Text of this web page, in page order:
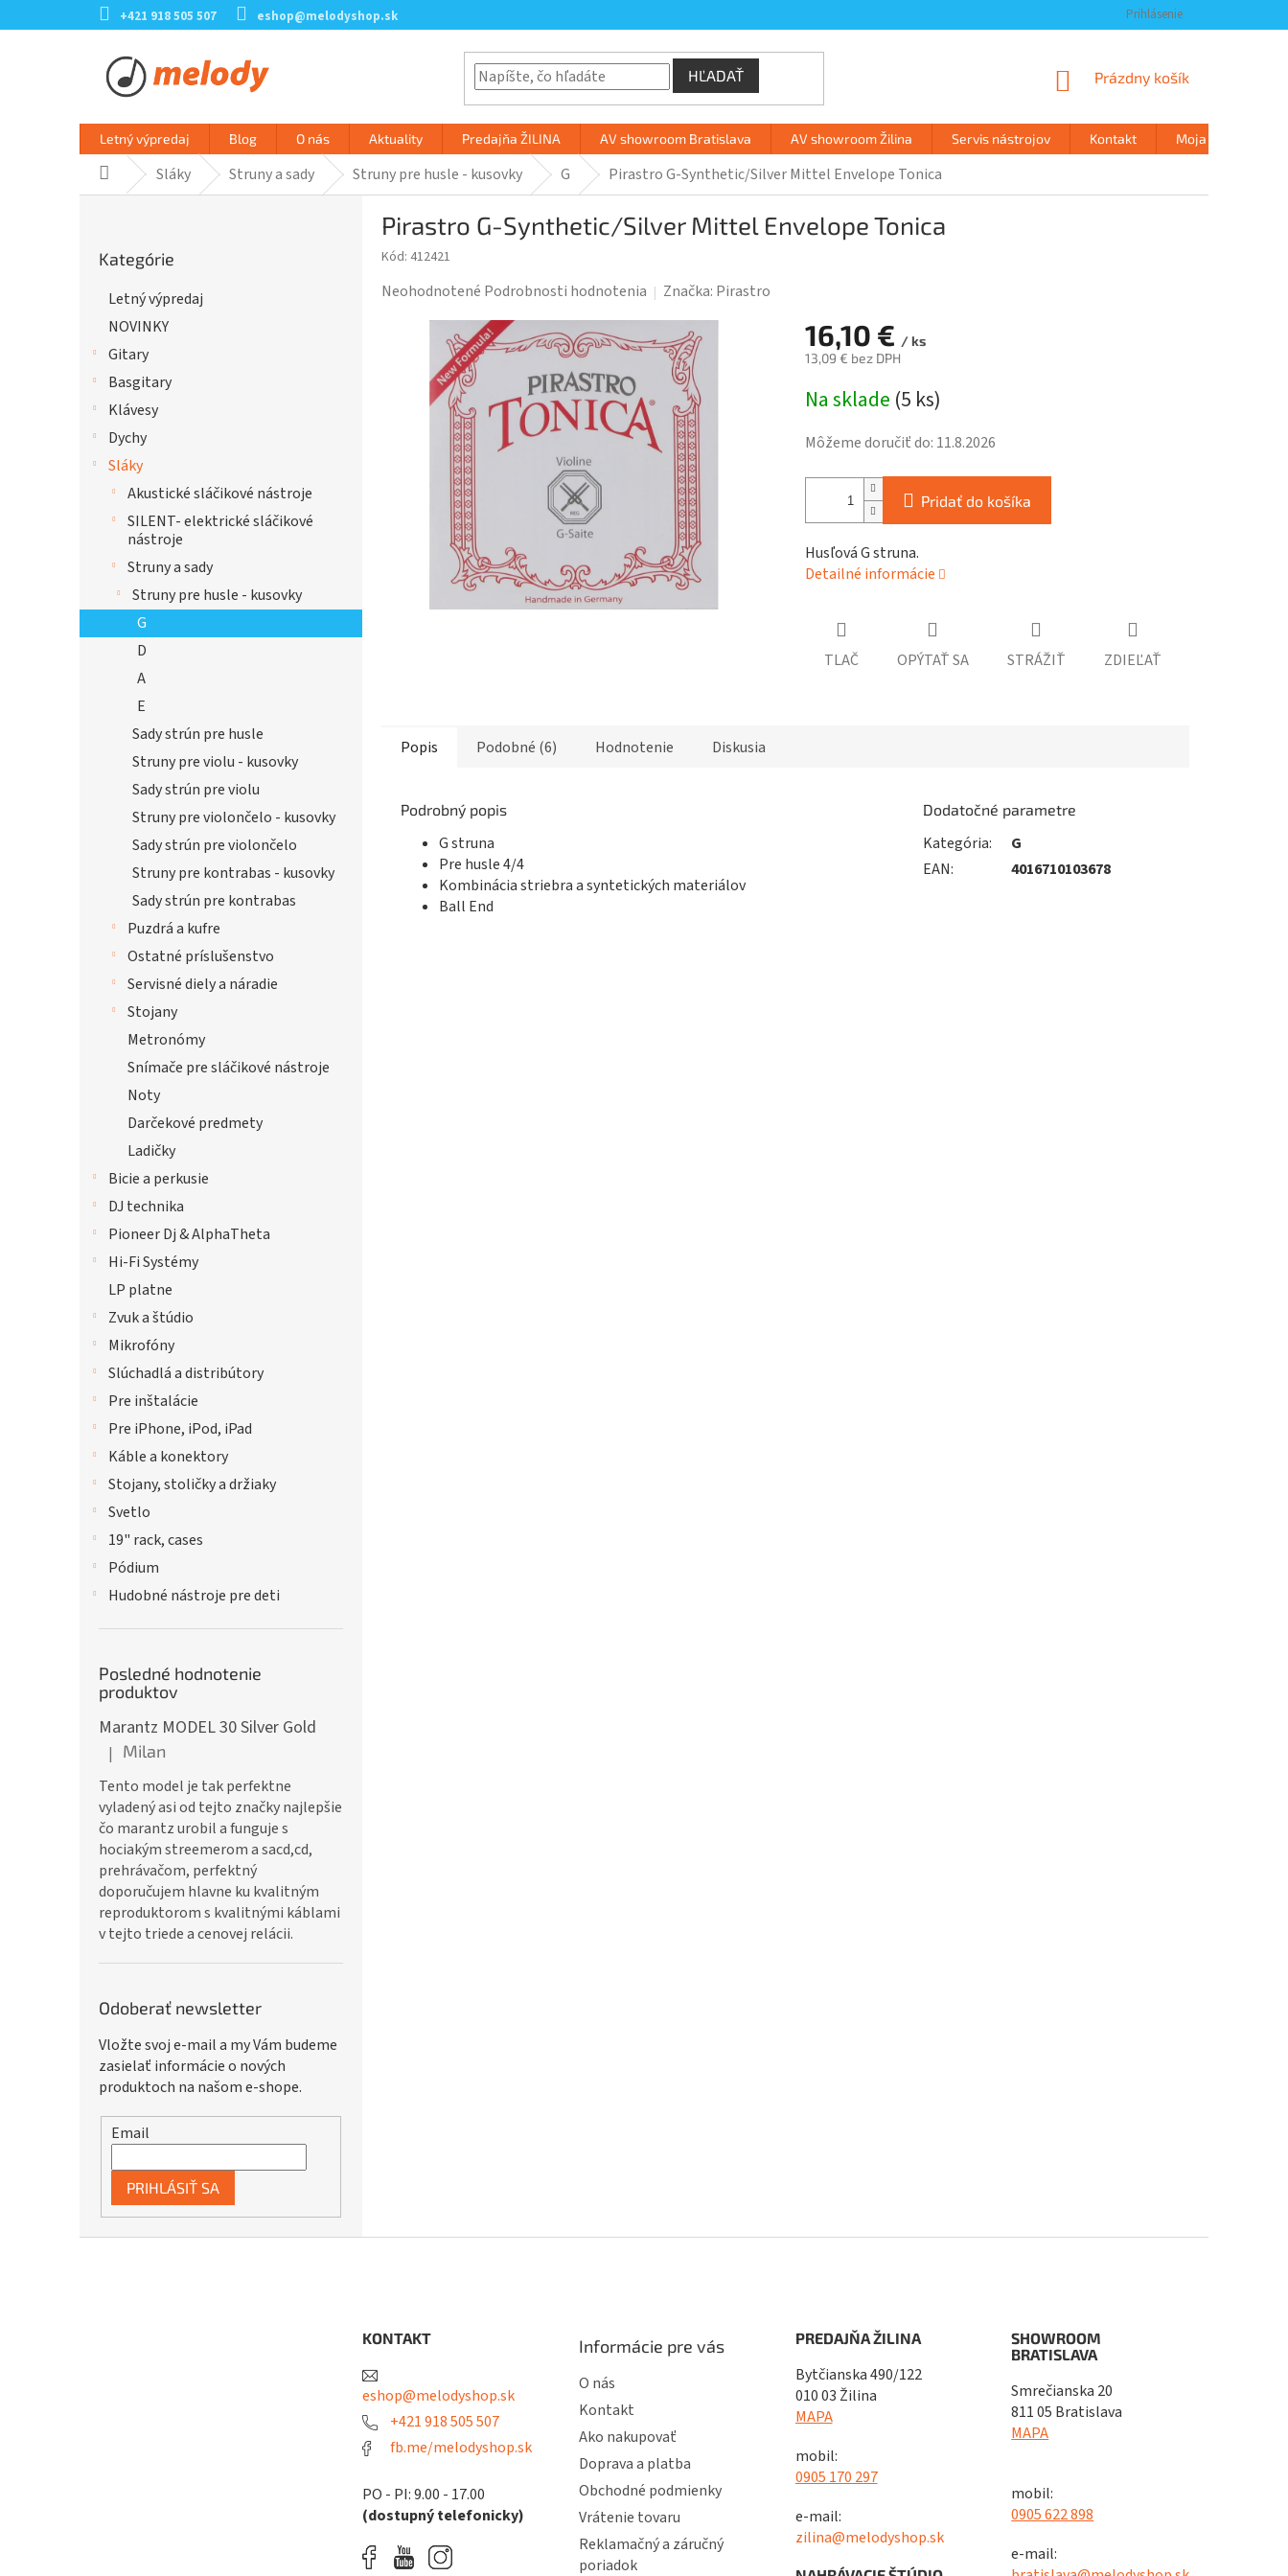
na
+421 918 505 507 eshop@melodyshop.sk Prihlásenie
HĽADAŤ
NÁKUPNÝ
Prázdny košík
Letný výpredaj Blog O nás Aktuality Predajňa ŽILINA AV showroom Bratislava AV showroom Žilina Servis nástrojov Kontakt Moja objednávka
DomovSláky Struny a sady Struny pre husle - kusovky G Pirastro G-Synthetic/Silver Mittel Envelope Tonica
kategórie
Kategórie
Letný výpredaj
NOVINKY
Gitary
Basgitary
Klávesy
Dychy
Sláky
Akustické sláčikové nástroje
SILENT- elektrické sláčikové
nástroje
Struny a sady
Struny pre husle - kusovky
G
D
A
E
Sady strún pre husle
Struny pre violu - kusovky
Sady strún pre violu
Struny pre violončelo - kusovky
Sady strún pre violončelo
Struny pre kontrabas - kusovky
Sady strún pre kontrabas
Puzdrá a kufre
Ostatné príslušenstvo
Servisné diely a náradie
Stojany
Metronómy
Snímače pre sláčikové nástroje
Noty
Darčekové predmety
Ladičky
Bicie a perkusie
DJ technika
Pioneer Dj & AlphaTheta
Hi-Fi Systémy
LP platne
Zvuk a štúdio
Mikrofóny
Slúchadlá a distribútory
Pre inštalácie
Pre iPhone, iPod, iPad
Káble a konektory
Stojany, stoličky a držiaky
Svetlo
19" rack, cases
Pódium
Hudobné nástroje pre deti
Posledné hodnotenie
produktov
Marantz MODEL 30 Silver Gold
Hodnotenie produktu je 5 z 5 hviezdičiek.
| Milan
Tento model je tak perfektne
vyladený asi od tejto značky najlepšie
čo marantz urobil a funguje s
hociakým streemerom a sacd,cd,
prehrávačom, perfektný
doporučujem hlavne ku kvalitným
reproduktorom s kvalitnými káblami
v tejto triede a cenovej relácii.
Odoberať newsletter
Vložte svoj e-mail a my Vám budeme
zasielať informácie o nových
produktoch na našom e-shope.
Email
PRIHLÁSIŤ SA
Pirastro G-Synthetic/Silver Mittel Envelope Tonica
Kód: 412421
Priemerné
hviezdičiek.
Neohodnotené Podrobnosti hodnotenia Značka: Pirastro
16,10 € / ks
13,09 € bez DPH
cena:
Na sklade (5 ks)
Môžeme doručiť do: 11.8.2026
Pridať do košíka
Husľová G struna.
Detailné informácie
TLAČ OPÝTAŤ SA STRÁŽIŤ ZDIEĽAŤ
Popis Podobné (6) Hodnotenie Diskusia
Podrobný popis
G struna
Pre husle 4/4
Kombinácia striebra a syntetických materiálov
Ball End
Dodatočné parametre
Kategória:
G
EAN: 4016710103678
KONTAKT
eshop@melodyshop.sk
+421 918 505 507
fb.me/melodyshop.sk
PO - PI: 9.00 - 17.00
(dostupný telefonicky)
Informácie pre vás
O nás
Kontakt
Ako nakupovať
Doprava a platba
Obchodné podmienky
Vrátenie tovaru
Reklamačný a záručný
poriadok
PREDAJŇA ŽILINA
Bytčianska 490/122
010 03 Žilina
MAPA
mobil:
0905 170 297
e-mail:
zilina@melodyshop.sk
SHOWROOM
BRATISLAVA
Smrečianska 20
811 05 Bratislava
MAPA
mobil:
0905 622 898
e-mail: